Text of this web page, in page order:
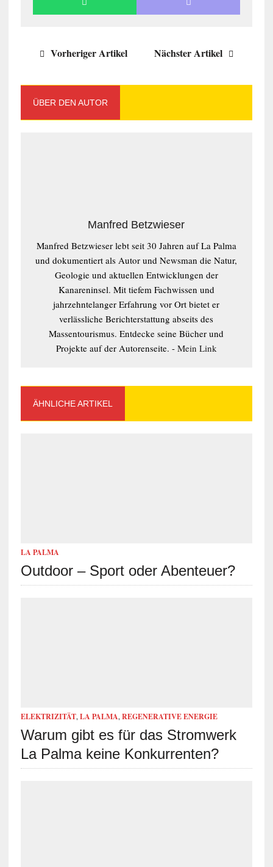
Vorheriger Artikel Nächster Artikel
ÜBER DEN AUTOR
Manfred Betzwieser
Manfred Betzwieser lebt seit 30 Jahren auf La Palma
und dokumentiert als Autor und Newsman die Natur,
Geologie und aktuellen Entwicklungen der
Kanareninsel. Mit tiefem Fachwissen und
jahrzehntelanger Erfahrung vor Ort bietet er
verlässliche Berichterstattung abseits des
Massentourismus. Entdecke seine Bücher und
Projekte auf der Autorenseite. - Mein Link
ÄHNLICHE ARTIKEL
LA PALMA
Outdoor – Sport oder Abenteuer?
ELEKTRIZITÄT,LA PALMA,REGENERATIVE ENERGIE
Warum gibt es für das Stromwerk
La Palma keine Konkurrenten?